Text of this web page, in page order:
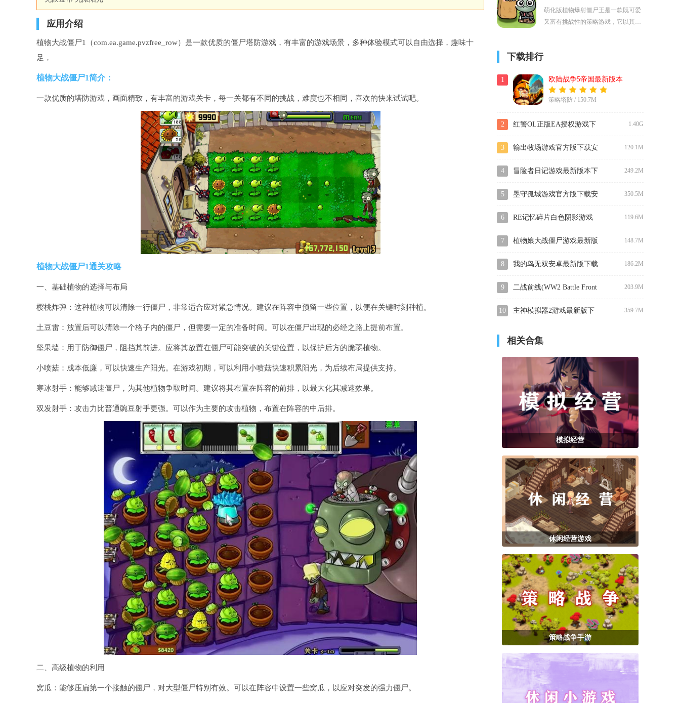
应用介绍
植物大战僵尸1（com.ea.game.pvzfree_row）是一款优质的僵尸塔防游戏，有丰富的游戏场景，多种体验模式可以自由选择，趣味十
足，
植物大战僵尸1简介：
一款优质的塔防游戏，画面精致，有丰富的游戏关卡，每一关都有不同的挑战，难度也不相同，喜欢的快来试试吧。
植物大战僵尸1通关攻略
一、基础植物的选择与布局
樱桃炸弹：这种植物可以清除一行僵尸，非常适合应对紧急情况。建议在阵容中预留一些位置，以便在关键时刻种植。
土豆雷：放置后可以清除一个格子内的僵尸，但需要一定的准备时间。可以在僵尸出现的必经之路上提前布置。
坚果墙：用于防御僵尸，阻挡其前进。应将其放置在僵尸可能突破的关键位置，以保护后方的脆弱植物。
小喷菇：成本低廉，可以快速生产阳光。在游戏初期，可以利用小喷菇快速积累阳光，为后续布局提供支持。
寒冰射手：能够减速僵尸，为其他植物争取时间。建议将其布置在阵容的前排，以最大化其减速效果。
双发射手：攻击力比普通豌豆射手更强。可以作为主要的攻击植物，布置在阵容的中后排。
二、高级植物的利用
窝瓜：能够压扁第一个接触的僵尸，对大型僵尸特别有效。可以在阵容中设置一些窝瓜，以应对突发的强力僵尸。
萌化版植物爆射僵尸王是一款既可爱
又富有挑战性的策略游戏，它以其独
下载排行
1 欧陆战争5帝国最新版本
策略塔防 / 150.7M
2 红警OL正版EA授权游戏下
载
1.40G
3 输出牧场游戏官方版下载安
装
120.1M
4 冒险者日记游戏最新版本下
载安装
249.2M
5 墨守孤城游戏官方版下载安
装
350.5M
6 RE记忆碎片白色阴影游戏
最新版下载安装
119.6M
7 植物娘大战僵尸游戏最新版
下载
148.7M
8 我的鸟无双安卓最新版下载 186.2M
9 二战前线(WW2 Battle Front
Simulator)最新版本下载安
203.9M
10 主神模拟器2游戏最新版下 359.7M
相关合集
模拟经营
休闲经营游戏
策略战争手游